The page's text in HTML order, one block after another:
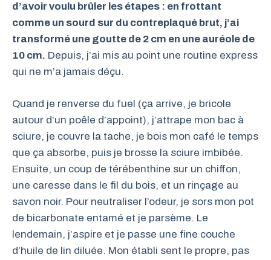
d’avoir voulu brûler les étapes : en frottant
comme un sourd sur du contreplaqué brut, j’ai
transformé une goutte de 2 cm en une auréole de
10 cm. Depuis, j’ai mis au point une routine express
qui ne m’a jamais déçu.
Quand je renverse du fuel (ça arrive, je bricole
autour d’un poêle d’appoint), j’attrape mon bac à
sciure, je couvre la tache, je bois mon café le temps
que ça absorbe, puis je brosse la sciure imbibée.
Ensuite, un coup de térébenthine sur un chiffon,
une caresse dans le fil du bois, et un rinçage au
savon noir. Pour neutraliser l’odeur, je sors mon pot
de bicarbonate entamé et je parsème. Le
lendemain, j’aspire et je passe une fine couche
d’huile de lin diluée. Mon établi sent le propre, pas